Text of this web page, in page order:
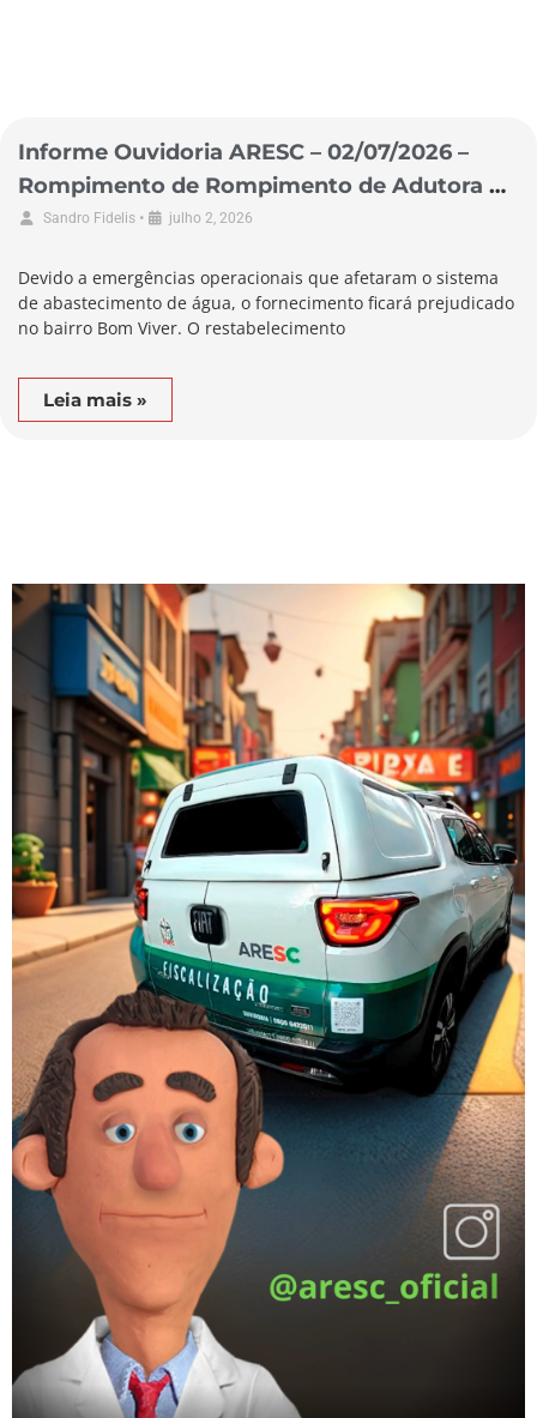
Informe Ouvidoria ARESC – 02/07/2026 –
Rompimento de Rompimento de Adutora no
Município de Biguaçu
Sandro Fidelis • julho 2, 2026
Devido a emergências operacionais que afetaram o sistema
de abastecimento de água, o fornecimento ficará prejudicado
no bairro Bom Viver. O restabelecimento
Leia mais »